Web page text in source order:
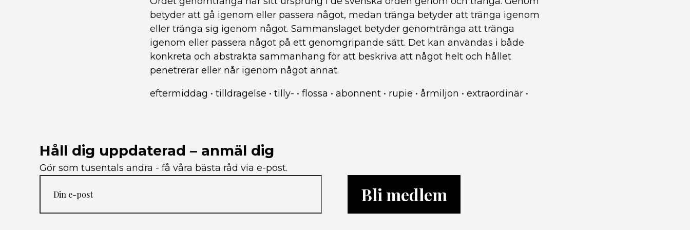
betyder att gå igenom eller passera något, medan tränga betyder att tränga igenom
eller tränga sig igenom något. Sammanslaget betyder genomtränga att tränga
igenom eller passera något på ett genomgripande sätt. Det kan användas i både
konkreta och abstrakta sammanhang för att beskriva att något helt och hållet
penetrerar eller når igenom något annat.
eftermiddag • tilldragelse • tilly- • flossa • abonnent • rupie • årmiljon • extraordinär •
Håll dig uppdaterad – anmäl dig
Gör som tusentals andra - få våra bästa råd via e-post.
Bli medlem